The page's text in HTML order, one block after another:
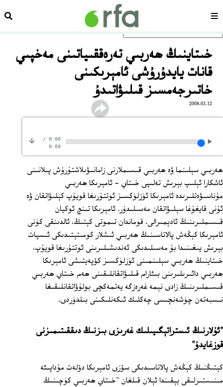
ئاساسلىق مەزمۇنغا ئاتلاڭسەھىپە
خىتاينىڭ ھەربىي تەرەققىياتىنى مەخپىي
قانات يايدۇرۇشى ئامېرىكىنى
خاتىرجەمسىز قىلىۋاتىدۇ
2008.03.12
0:00
/
0:00
ھەربىي سېلىنما ۋە ھەربىي قىسىملارنى زامانىۋىلاشتۇرۇش پىلانىنى
ئاشكارا ئېلىپ بېرىش تەلىپى خىتاي - ئامېرىكا ھەربىي
مۇناسىۋەتلىرىدە ئامېرىكا ئۈزلۈكسىز ئوتتۇرىغا قويۇپ كېلىۋاتقان ۋە
ئۇنى قايغۇغا سېلىۋاتقان مەسىلىدۇر. ئامېرىكا تىنچ ئوكيان
قىسىملىرىنىڭ ئادېمىرالى، قوماندان تىموتى كېتىڭ، ئالدىنقى كۈنى
ئامېرىكا كېڭەش پالاتاسىنىڭ ھەربىي ئىشلار كومىتېتىدىكى ئىسپات
بېرىش يىغىنىدا بۇ مەسىلىدىكى ئەندىشىلىرىنى ئوتتۇرىغا قويۇپ،
خىتاينىڭ ھەربىي سېلىنمىنى ئۈزلۈكسىز كۆپەيتىشى ئامېرىكا
ھەربىي دائىرىلىرىنى بىئارام قىلىۋاتقانلىقىنى ھەم خىتاي ھەربىي
قىسىملىرىنىڭ زادى نېمە غەرەزگە يەتمەكچى بولۇۋاتقانلىقىغا
نىسبەتەن چۈشەنچىسى چەكلىك ئىكەنلىكىنى بىلدۈردى.
"ئۇلارنىڭ ئىستراتېگىيىلىك غەرىزى بىزنىڭ دىققىتىمىزنى
قوزغايدۇ"
كېتىڭنىڭ كېڭەش پالاتاسىدىكى سۆزى ئامېرىكا دۆلەت مۇداپىئە
مىنىستىرلىقى يېقىندا ئېلان قىلغان "خىتاي ھەربىي كۈچىنىڭ